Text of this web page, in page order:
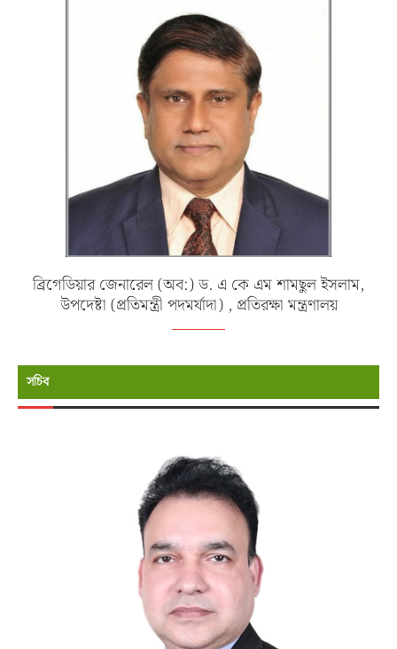
ব্রিগেডিয়ার জেনারেল (অব:) ড. এ কে এম শামছুল ইসলাম,
উপদেষ্টা (প্রতিমন্ত্রী পদমর্যাদা) , প্রতিরক্ষা মন্ত্রণালয়
সচিব